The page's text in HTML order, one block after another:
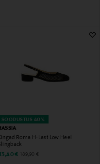
SOODUSTUS 40%
Roma H-Last Low Heel
Price
€ Original Price
189,90 €